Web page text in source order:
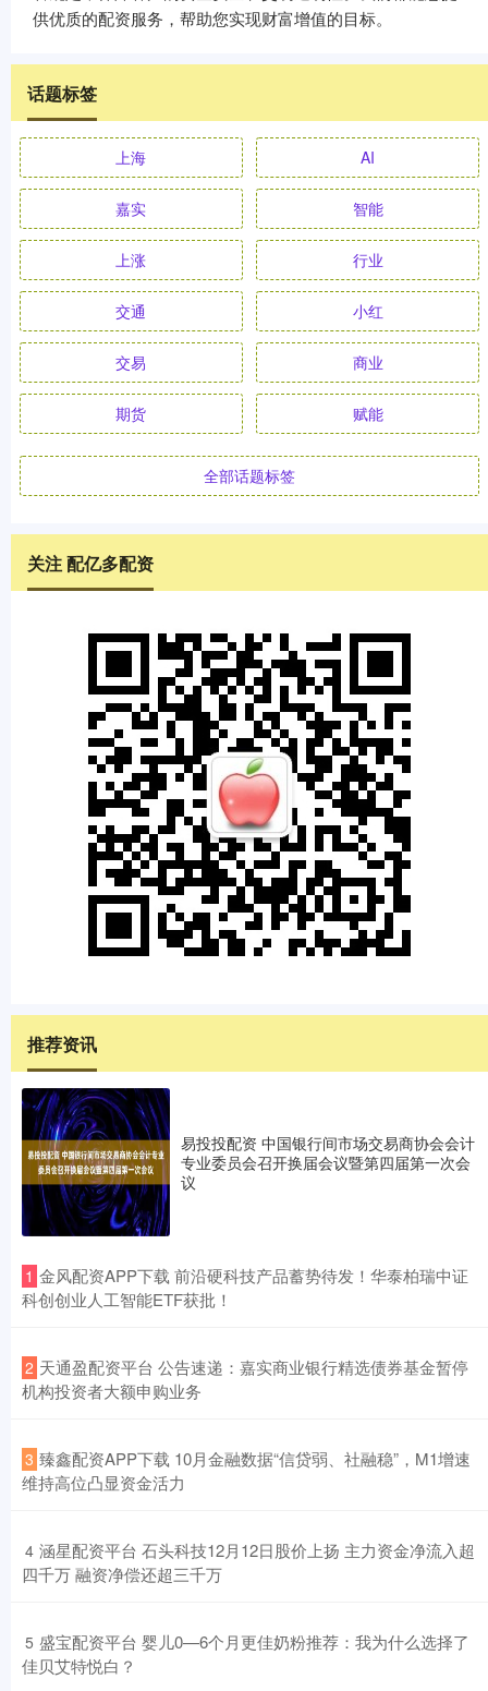
供优质的配资服务，帮助您实现财富增值的目标。
话题标签
上海 AI
嘉实 智能
上涨 行业
交通 小红
交易 商业
期货 赋能
全部话题标签
关注 配亿多配资
推荐资讯
易投投配资 中国银行间市场交易商协会会计
专业委员会召开换届会议暨第四届第一次会
议
1 ​金风配资APP下载 前沿硬科技产品蓄势待发！华泰柏瑞中证
科创创业人工智能ETF获批！
2 ​天通盈配资平台 公告速递：嘉实商业银行精选债券基金暂停
机构投资者大额申购业务
3 ​臻鑫配资APP下载 10月金融数据“信贷弱、社融稳”，M1增速
维持高位凸显资金活力
4 ​涵星配资平台 石头科技12月12日股价上扬 主力资金净流入超
四千万 融资净偿还超三千万
5 ​盛宝配资平台 婴儿0—6个月更佳奶粉推荐：我为什么选择了
佳贝艾特悦白？